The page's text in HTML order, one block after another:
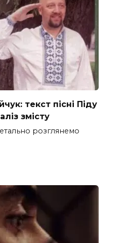
текст пісні Піду
змісту
розглянемо